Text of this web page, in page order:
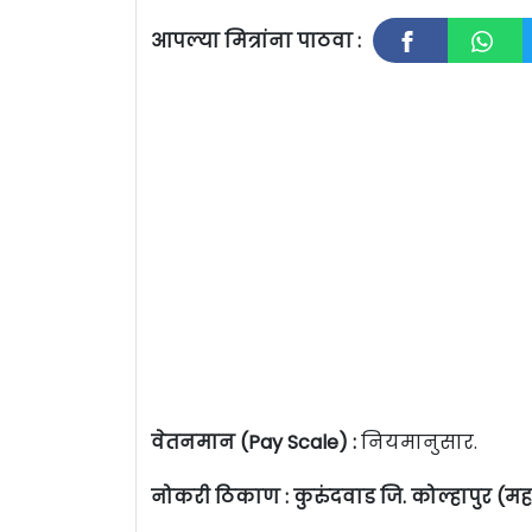
आपल्या मित्रांना पाठवा :
वेतनमान (Pay Scale) :नियमानुसार.
नोकरी ठिकाण : कुरुंदवाड जि. कोल्हापुर